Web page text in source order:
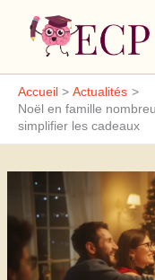
Accueil
Actualités
Noël en famille
simplifier les cadeaux